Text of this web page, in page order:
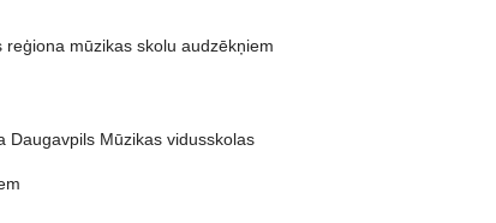
mūzikas skolu audzēkņiem
Daugavpils Mūzikas vidusskolas